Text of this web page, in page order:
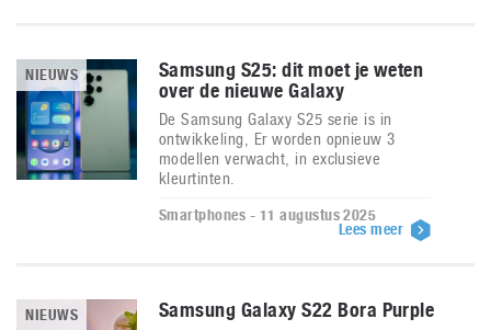
NIEUWS
Samsung S25: dit moet je weten
over de nieuwe Galaxy
De Samsung Galaxy S25 serie is in
ontwikkeling, Er worden opnieuw 3
modellen verwacht, in exclusieve
kleurtinten.
Smartphones - 11 augustus 2025
Lees meer
NIEUWS Samsung Galaxy S22 Bora Purple